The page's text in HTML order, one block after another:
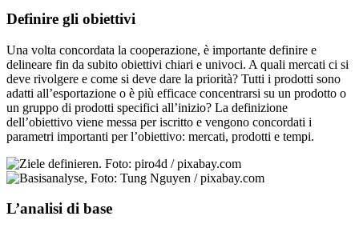
Definire gli obiettivi
Una volta concordata la cooperazione, è importante definire e
delineare fin da subito obiettivi chiari e univoci. A quali mercati ci si
deve rivolgere e come si deve dare la priorità? Tutti i prodotti sono
adatti all’esportazione o è più efficace concentrarsi su un prodotto o
un gruppo di prodotti specifici all’inizio? La definizione
dell’obiettivo viene messa per iscritto e vengono concordati i
parametri importanti per l’obiettivo: mercati, prodotti e tempi.
L’analisi di base